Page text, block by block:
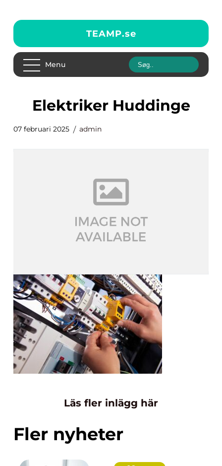
TEAMP.se
Menu
Elektriker Huddinge
07 februari 2025 admin
Läs fler inlägg här
Fler nyheter